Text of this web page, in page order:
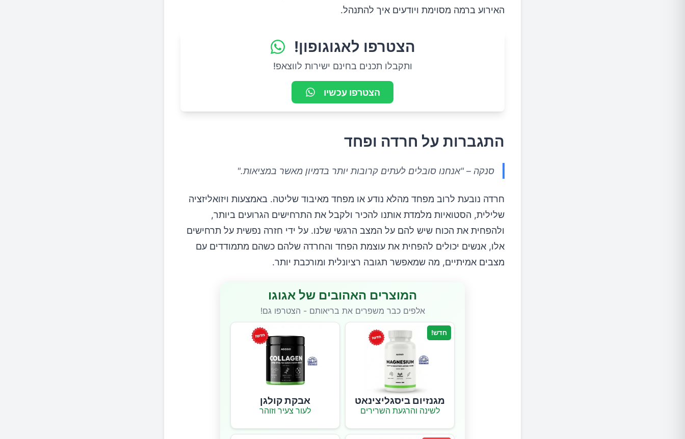
האירוע ברמה מסוימת ויודעים איך להתנהל.
הצטרפו לאגוגופון!
ותקבלו תכנים בחינם ישירות לווצאפ!
הצטרפו עכשיו
התגברות על חרדה ופחד
סנקה – "אנחנו סובלים לעתים קרובות יותר בדמיון מאשר במציאות."
חרדה נובעת לרוב מפחד מהלא נודע או מפחד מאיבוד שליטה. באמצעות ויזואליזציה
שלילית, הסטואיות מלמדת אותנו להכיר ולקבל את התרחישים הגרועים ביותר,
ולהפחית את הכוח שיש להם על המצב הרגשי שלנו. על ידי חזרה נפשית על תרחישים
אלו, אנשים יכולים להפחית את עוצמת הפחד והחרדה שלהם כשהם מתמודדים עם
מצבים אמיתיים, מה שמאפשר תגובה רציונלית ומורכבת יותר.
המוצרים האהובים של אגוגו
אלפים כבר משפרים את בריאותם - הצטרפו גם!
חדש!
מגנזיום ביסגליצינאט
לשינה והרגעת השרירים
אבקת קולגן
לעור צעיר וזוהר